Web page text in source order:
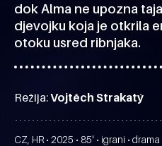
dok Alma ne upozna
djevojku koja je otkrila
otoku usred ribnjaka.
Režija:Vojtěch Strakatý
CZ, HR • 2025 • 85' • igrani • drama